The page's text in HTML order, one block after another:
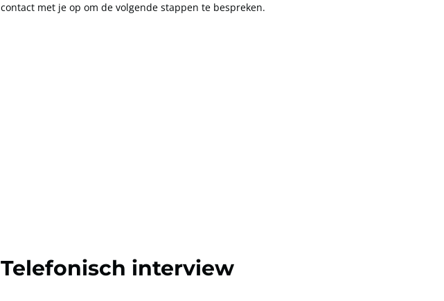
contact met je op om de volgende stappen te bespreken.
Telefonisch interview